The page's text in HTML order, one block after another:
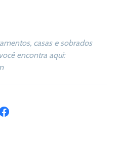
casas e sobrados
encontra aqui: